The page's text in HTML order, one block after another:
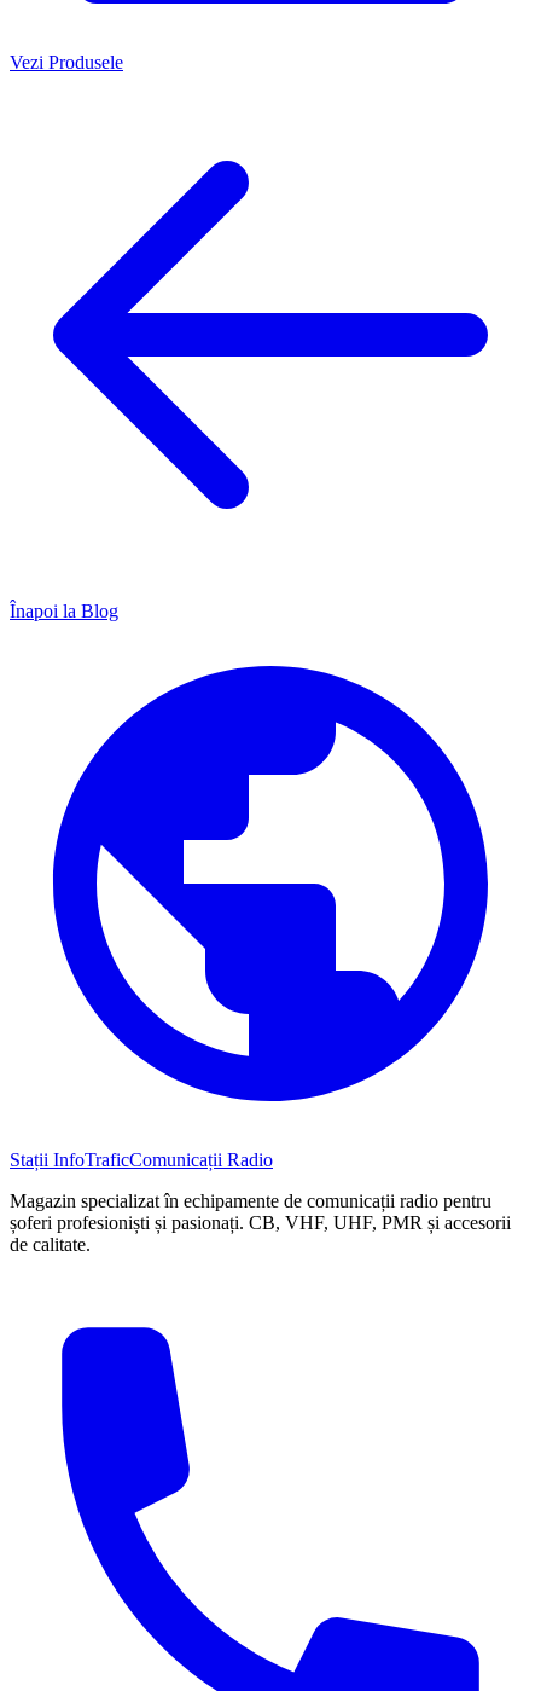
Vezi Produsele
Înapoi la Blog
Stații InfoTraficComunicații Radio
Magazin specializat în echipamente de comunicații radio pentru
șoferi profesioniști și pasionați. CB, VHF, UHF, PMR și accesorii
de calitate.